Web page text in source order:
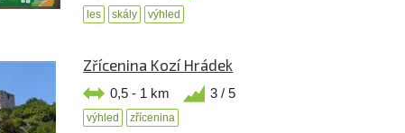
les skály výhled
Zřícenina Kozí Hrádek
0,5 - 1 km 3 / 5
výhled zřícenina